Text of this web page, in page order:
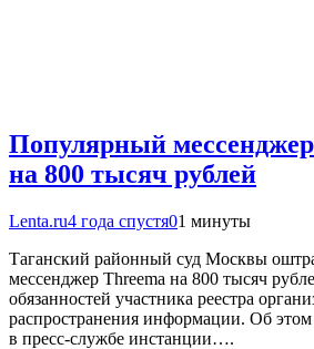
Популярный
на 800 тысяч рублей
Lenta.ru4 года спустя01 минуты
Таганский районный суд Москвы
мессенджер Threema на 800 тысяч
обязанностей участника реестра
распространения информации. Об
в пресс-службе инстанции….